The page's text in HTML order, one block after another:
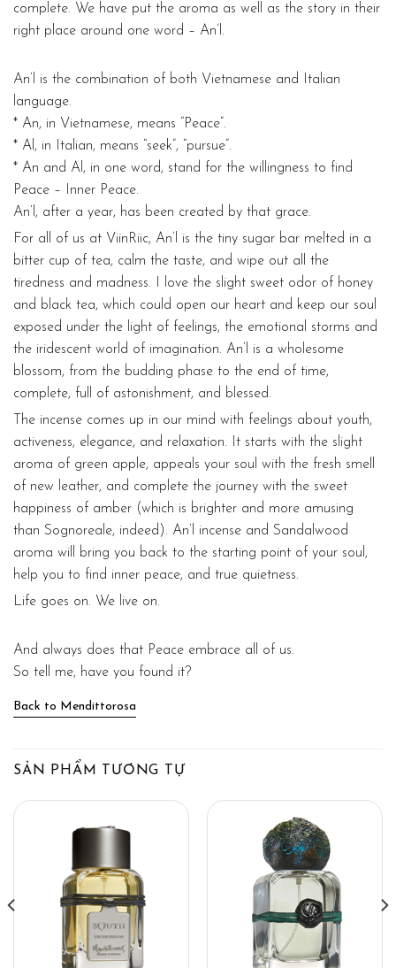
complete. We have put the aroma as well as the story in their
right place around one word – An’l.
An’l is the combination of both Vietnamese and Italian
language.
* An, in Vietnamese, means “Peace”.
* Al, in Italian, means “seek”, “pursue”.
* An and Al, in one word, stand for the willingness to find
Peace – Inner Peace.
An’l, after a year, has been created by that grace.
For all of us at ViinRiic, An’l is the tiny sugar bar melted in a
bitter cup of tea, calm the taste, and wipe out all the
tiredness and madness. I love the slight sweet odor of honey
and black tea, which could open our heart and keep our soul
exposed under the light of feelings, the emotional storms and
the iridescent world of imagination. An’l is a wholesome
blossom, from the budding phase to the end of time,
complete, full of astonishment, and blessed.
The incense comes up in our mind with feelings about youth,
activeness, elegance, and relaxation. It starts with the slight
aroma of green apple, appeals your soul with the fresh smell
of new leather, and complete the journey with the sweet
happiness of amber (which is brighter and more amusing
than Sognoreale, indeed). An’l incense and Sandalwood
aroma will bring you back to the starting point of your soul,
help you to find inner peace, and true quietness.
Life goes on. We live on.
And always does that Peace embrace all of us.
So tell me, have you found it?
Back to Mendittorosa
SẢN PHẨM TƯƠNG TỰ